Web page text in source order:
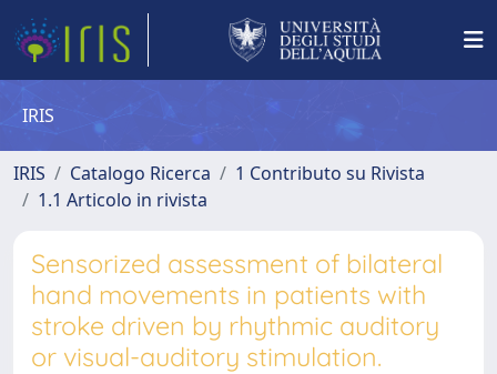
IRIS
IRIS Catalogo Ricerca
1 Contributo su Rivista
1.1 Articolo in rivista
Sensorized assessment of bilateral
hand movements in patients with
stroke driven by rhythmic auditory
or visual-auditory stimulation.